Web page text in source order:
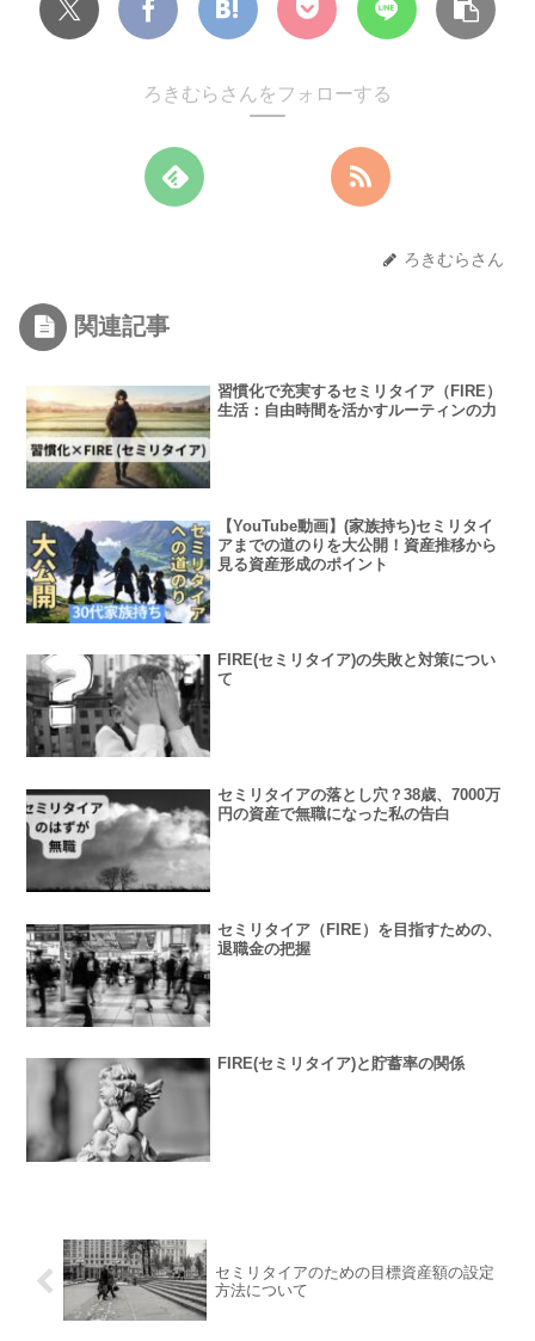
ろきむらさんをフォローする
ろきむらさん
関連記事
習慣化で充実するセミリタイア（FIRE）
生活：自由時間を活かすルーティンの力
【YouTube動画】(家族持ち)セミリタイ
アまでの道のりを大公開！資産推移から
見る資産形成のポイント
FIRE(セミリタイア)の失敗と対策につい
て
セミリタイアの落とし穴？38歳、7000万
円の資産で無職になった私の告白
セミリタイア（FIRE）を目指すための、
退職金の把握
FIRE(セミリタイア)と貯蓄率の関係
セミリタイアのための目標資産額の設定
方法について